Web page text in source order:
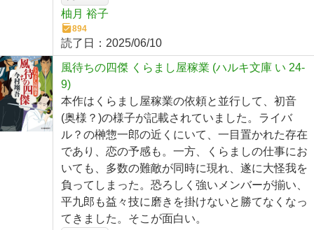
柚月 裕子
894
読了日： 2025/06/10
風待ちの四傑 くらまし屋稼業 (ハルキ文庫 い 24-
9)
本作はくらまし屋稼業の依頼と並行して、初音
(奥様？)の様子が記載されていました。ライバ
ル？の榊惣一郎の近くにいて、一目置かれた存在
であり、恋の予感も。一方、くらましの仕事にお
いても、多数の難敵が同時に現れ、遂に大怪我を
負ってしまった。恐ろしく強いメンバーが揃い、
平九郎も益々技に磨きを掛けないと勝てなくなっ
てきました。そこが面白い。